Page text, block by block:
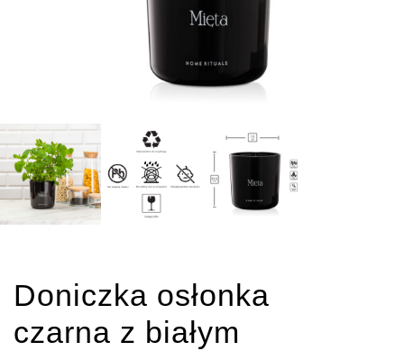
Doniczka osłonka
czarna z białym